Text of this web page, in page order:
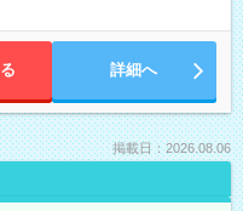
詳細へ
掲載日：2026.08.06